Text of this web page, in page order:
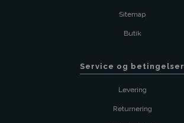
Sitemap
Butik
Service og betingelser
Levering
Returnering